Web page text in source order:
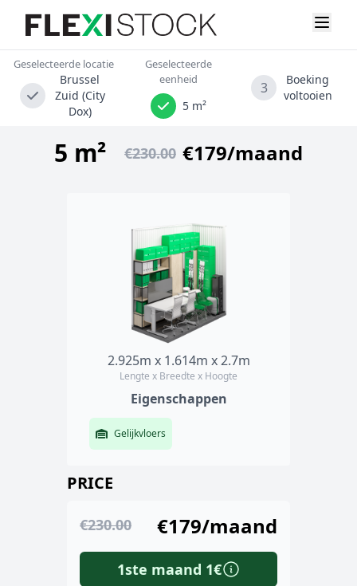
Geselecteerde locatie
Brussel
Zuid (City
Dox)
Geselecteerde
eenheid
5 m²
3
Boeking
voltooien
5 m² €230.00 €179/maand
2.925m x 1.614m x 2.7m
Lengte x Breedte x Hoogte
Eigenschappen
Gelijkvloers
PRICE
€230.00 €179/maand
1ste maand 1€